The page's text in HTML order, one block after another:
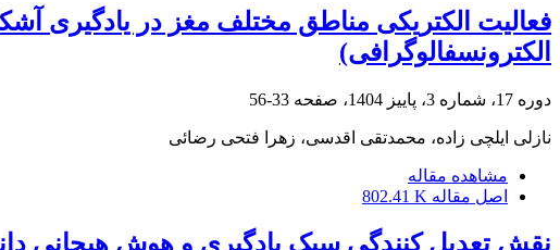
فعالیت الکتریکی مناطق مختلف مغز در یادگیری
الکترونسفالوگرافی)
دوره 17، شماره 3، پاییز 1404، صفحه 33-56
نازلی ایلچی زاده، محمدتقی اقدسی، زهرا فتحی رضائی
مشاهده مقاله
اصل مقاله 802.41 K
نقش تعدیل کنندگی سبک یادگیری و هوش هیجانی